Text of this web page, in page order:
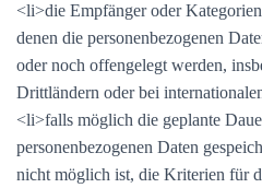
<li>die Empfänger oder
denen die personenbezogenen
oder noch offengelegt werden,
Drittländern oder bei
<li>falls möglich die geplante
personenbezogenen Daten
nicht möglich ist, die Kriterien für